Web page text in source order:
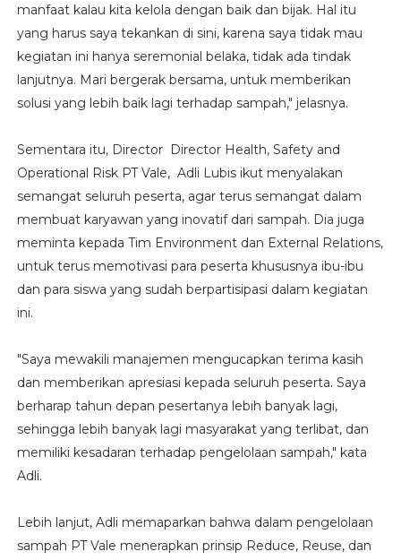
manfaat kalau kita kelola dengan baik dan bijak. Hal itu
yang harus saya tekankan di sini, karena saya tidak mau
kegiatan ini hanya seremonial belaka, tidak ada tindak
lanjutnya. Mari bergerak bersama, untuk memberikan
solusi yang lebih baik lagi terhadap sampah," jelasnya.
Sementara itu, Director Director Health, Safety and
Operational Risk PT Vale, Adli Lubis ikut menyalakan
semangat seluruh peserta, agar terus semangat dalam
membuat karyawan yang inovatif dari sampah. Dia juga
meminta kepada Tim Environment dan External Relations,
untuk terus memotivasi para peserta khususnya ibu-ibu
dan para siswa yang sudah berpartisipasi dalam kegiatan
ini.
"Saya mewakili manajemen mengucapkan terima kasih
dan memberikan apresiasi kepada seluruh peserta. Saya
berharap tahun depan pesertanya lebih banyak lagi,
sehingga lebih banyak lagi masyarakat yang terlibat, dan
memiliki kesadaran terhadap pengelolaan sampah," kata
Adli.
Lebih lanjut, Adli memaparkan bahwa dalam pengelolaan
sampah PT Vale menerapkan prinsip Reduce, Reuse, dan